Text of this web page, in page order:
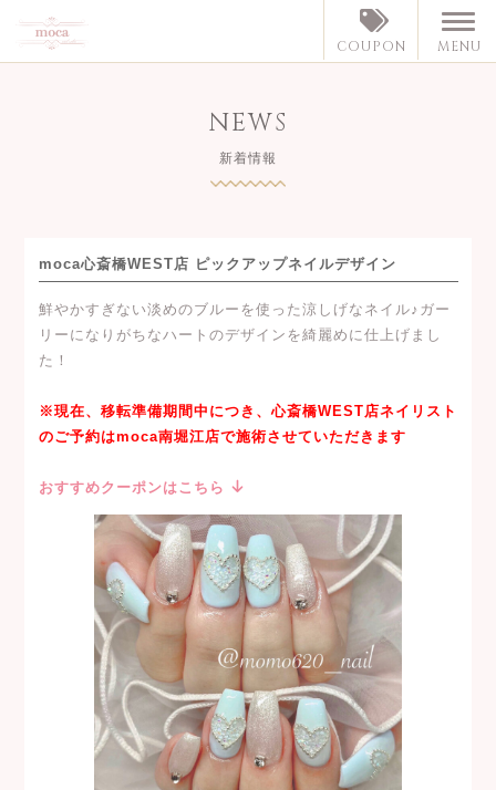
COUPON MENU
NEWS
新着情報
moca心斎橋WEST店 ピックアップネイルデザイン
鮮やかすぎない淡めのブルーを使った涼しげなネイル♪ガー
リーになりがちなハートのデザインを綺麗めに仕上げまし
た！
※現在、移転準備期間中につき、心斎橋WEST店ネイリスト
のご予約はmoca南堀江店で施術させていただきます
おすすめクーポンはこちら